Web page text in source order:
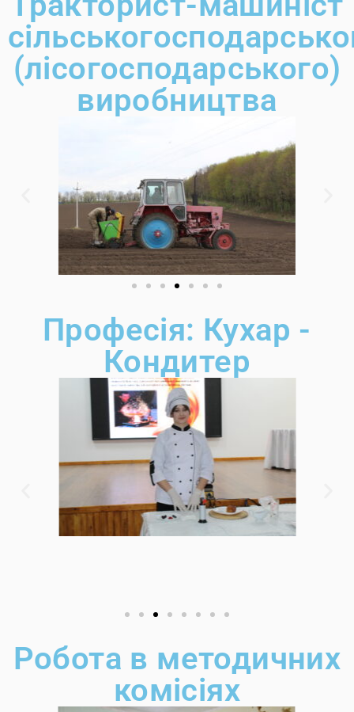
(лісогосподарського)
виробництва
Професія: Кухар -
Кондитер
Робота в методичних
комісіях